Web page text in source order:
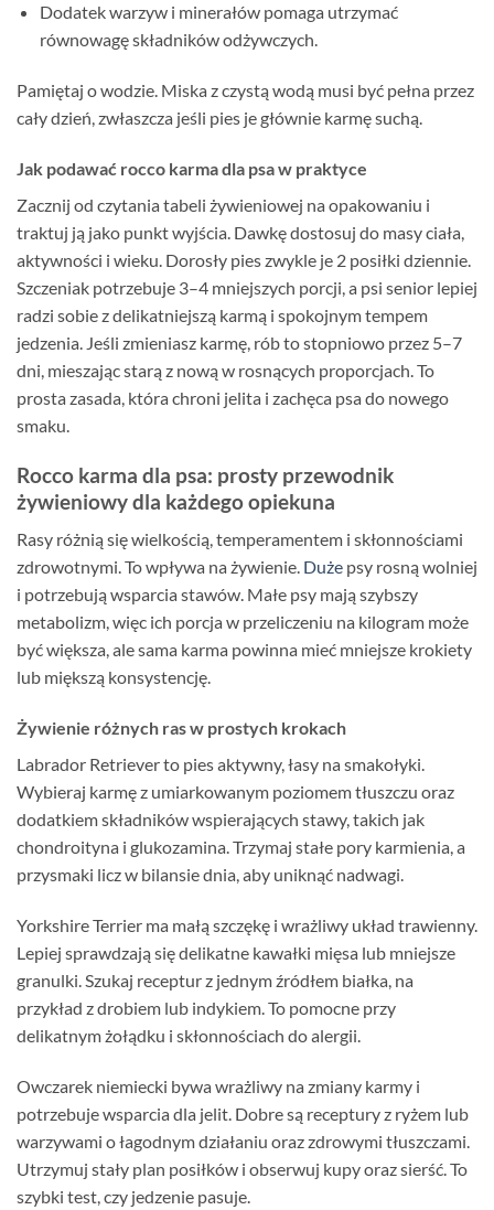
Dodatek warzyw i minerałów pomaga utrzymać
równowagę składników odżywczych.
Pamiętaj o wodzie. Miska z czystą wodą musi być pełna przez
cały dzień, zwłaszcza jeśli pies je głównie karmę suchą.
Jak podawać rocco karma dla psa w praktyce
Zacznij od czytania tabeli żywieniowej na opakowaniu i
traktuj ją jako punkt wyjścia. Dawkę dostosuj do masy ciała,
aktywności i wieku. Dorosły pies zwykle je 2 posiłki dziennie.
Szczeniak potrzebuje 3–4 mniejszych porcji, a psi senior lepiej
radzi sobie z delikatniejszą karmą i spokojnym tempem
jedzenia. Jeśli zmieniasz karmę, rób to stopniowo przez 5–7
dni, mieszając starą z nową w rosnących proporcjach. To
prosta zasada, która chroni jelita i zachęca psa do nowego
smaku.
Rocco karma dla psa: prosty przewodnik
żywieniowy dla każdego opiekuna
Rasy różnią się wielkością, temperamentem i skłonnościami
zdrowotnymi. To wpływa na żywienie. Duże psy rosną wolniej
i potrzebują wsparcia stawów. Małe psy mają szybszy
metabolizm, więc ich porcja w przeliczeniu na kilogram może
być większa, ale sama karma powinna mieć mniejsze krokiety
lub miększą konsystencję.
Żywienie różnych ras w prostych krokach
Labrador Retriever to pies aktywny, łasy na smakołyki.
Wybieraj karmę z umiarkowanym poziomem tłuszczu oraz
dodatkiem składników wspierających stawy, takich jak
chondroityna i glukozamina. Trzymaj stałe pory karmienia, a
przysmaki licz w bilansie dnia, aby uniknąć nadwagi.
Yorkshire Terrier ma małą szczękę i wrażliwy układ trawienny.
Lepiej sprawdzają się delikatne kawałki mięsa lub mniejsze
granulki. Szukaj receptur z jednym źródłem białka, na
przykład z drobiem lub indykiem. To pomocne przy
delikatnym żołądku i skłonnościach do alergii.
Owczarek niemiecki bywa wrażliwy na zmiany karmy i
potrzebuje wsparcia dla jelit. Dobre są receptury z ryżem lub
warzywami o łagodnym działaniu oraz zdrowymi tłuszczami.
Utrzymuj stały plan posiłków i obserwuj kupy oraz sierść. To
szybki test, czy jedzenie pasuje.